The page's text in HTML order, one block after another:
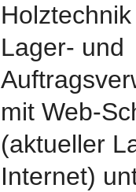
Lager- und
mit Web-
(aktueller
Internet)